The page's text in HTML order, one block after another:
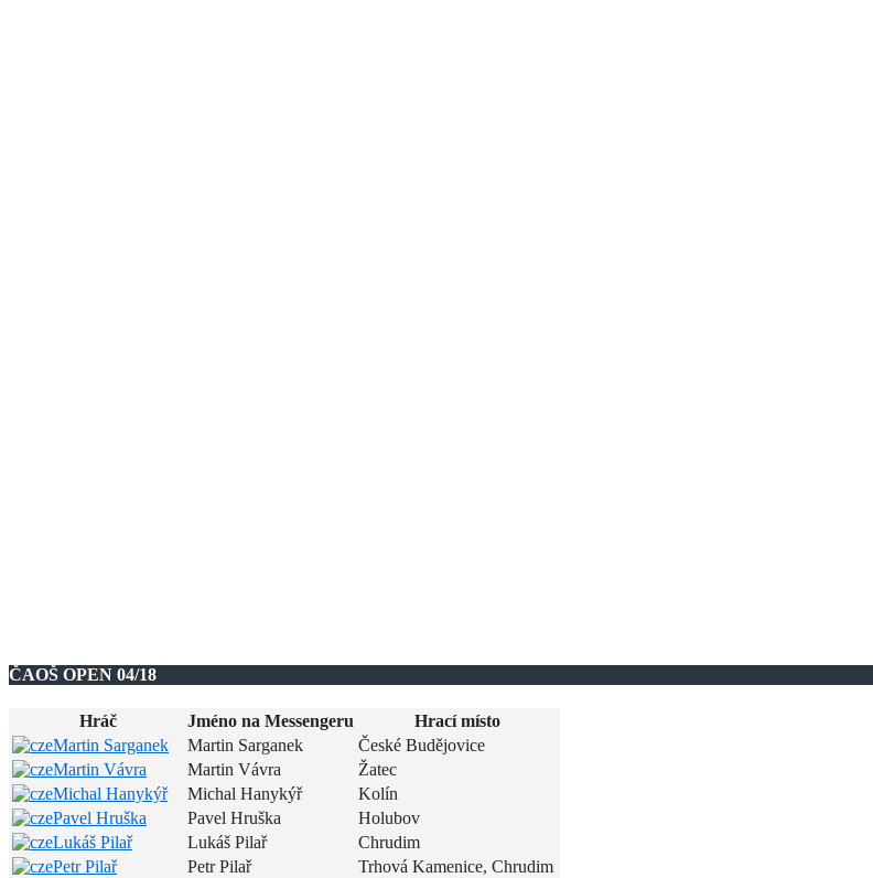
ČAOŠ OPEN 04/18
Hráč Jméno na Messengeru
Hrací místo
Martin Sarganek
Martin Sarganek
České Budějovice
Martin Vávra
Martin Vávra
Žatec
Michal Hanykýř
Michal Hanykýř
Kolín
Pavel Hruška
Pavel Hruška
Holubov
Lukáš Pilař
Lukáš Pilař
Chrudim
Petr Pilař
Petr Pilař
Trhová Kamenice, Chrudim